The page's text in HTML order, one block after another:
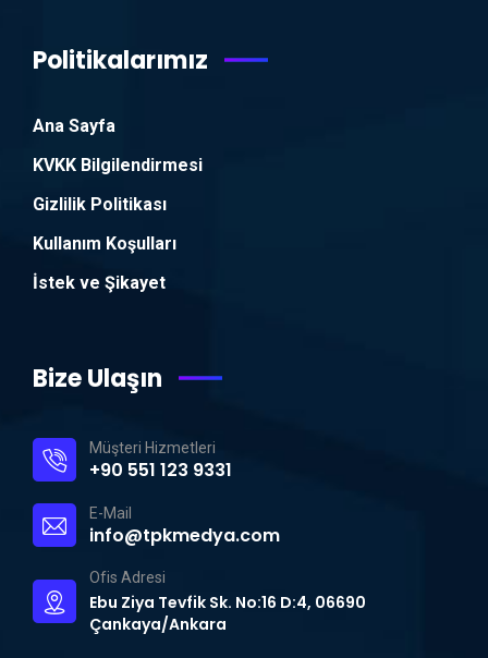
Politikalarımız
Ana Sayfa
KVKK Bilgilendirmesi
Gizlilik Politikası
Kullanım Koşulları
İstek ve Şikayet
Bize Ulaşın
Müşteri Hizmetleri
+90 551 123 9331
E-Mail
info@tpkmedya.com
Ofis Adresi
Ebu Ziya Tevfik Sk. No:16 D:4, 06690
Çankaya/Ankara